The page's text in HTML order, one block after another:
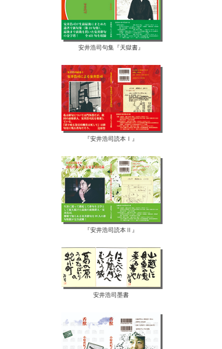
安井浩司句集『天獄書』
『安井浩司読本Ⅰ』
『安井浩司読本Ⅱ』
安井浩司墨書